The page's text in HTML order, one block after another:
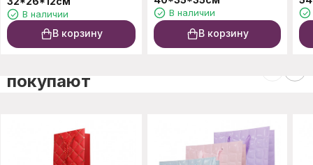
В наличии
В корзину
В наличии
В корзину
покупают